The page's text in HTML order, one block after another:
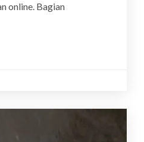
online. Bagian